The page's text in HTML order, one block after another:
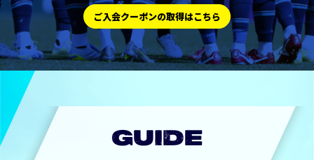
ご入会クーポンの取得はこちら
GUIDE